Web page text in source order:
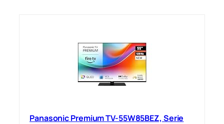
Panasonic Premium TV-55W85BEZ, Serie